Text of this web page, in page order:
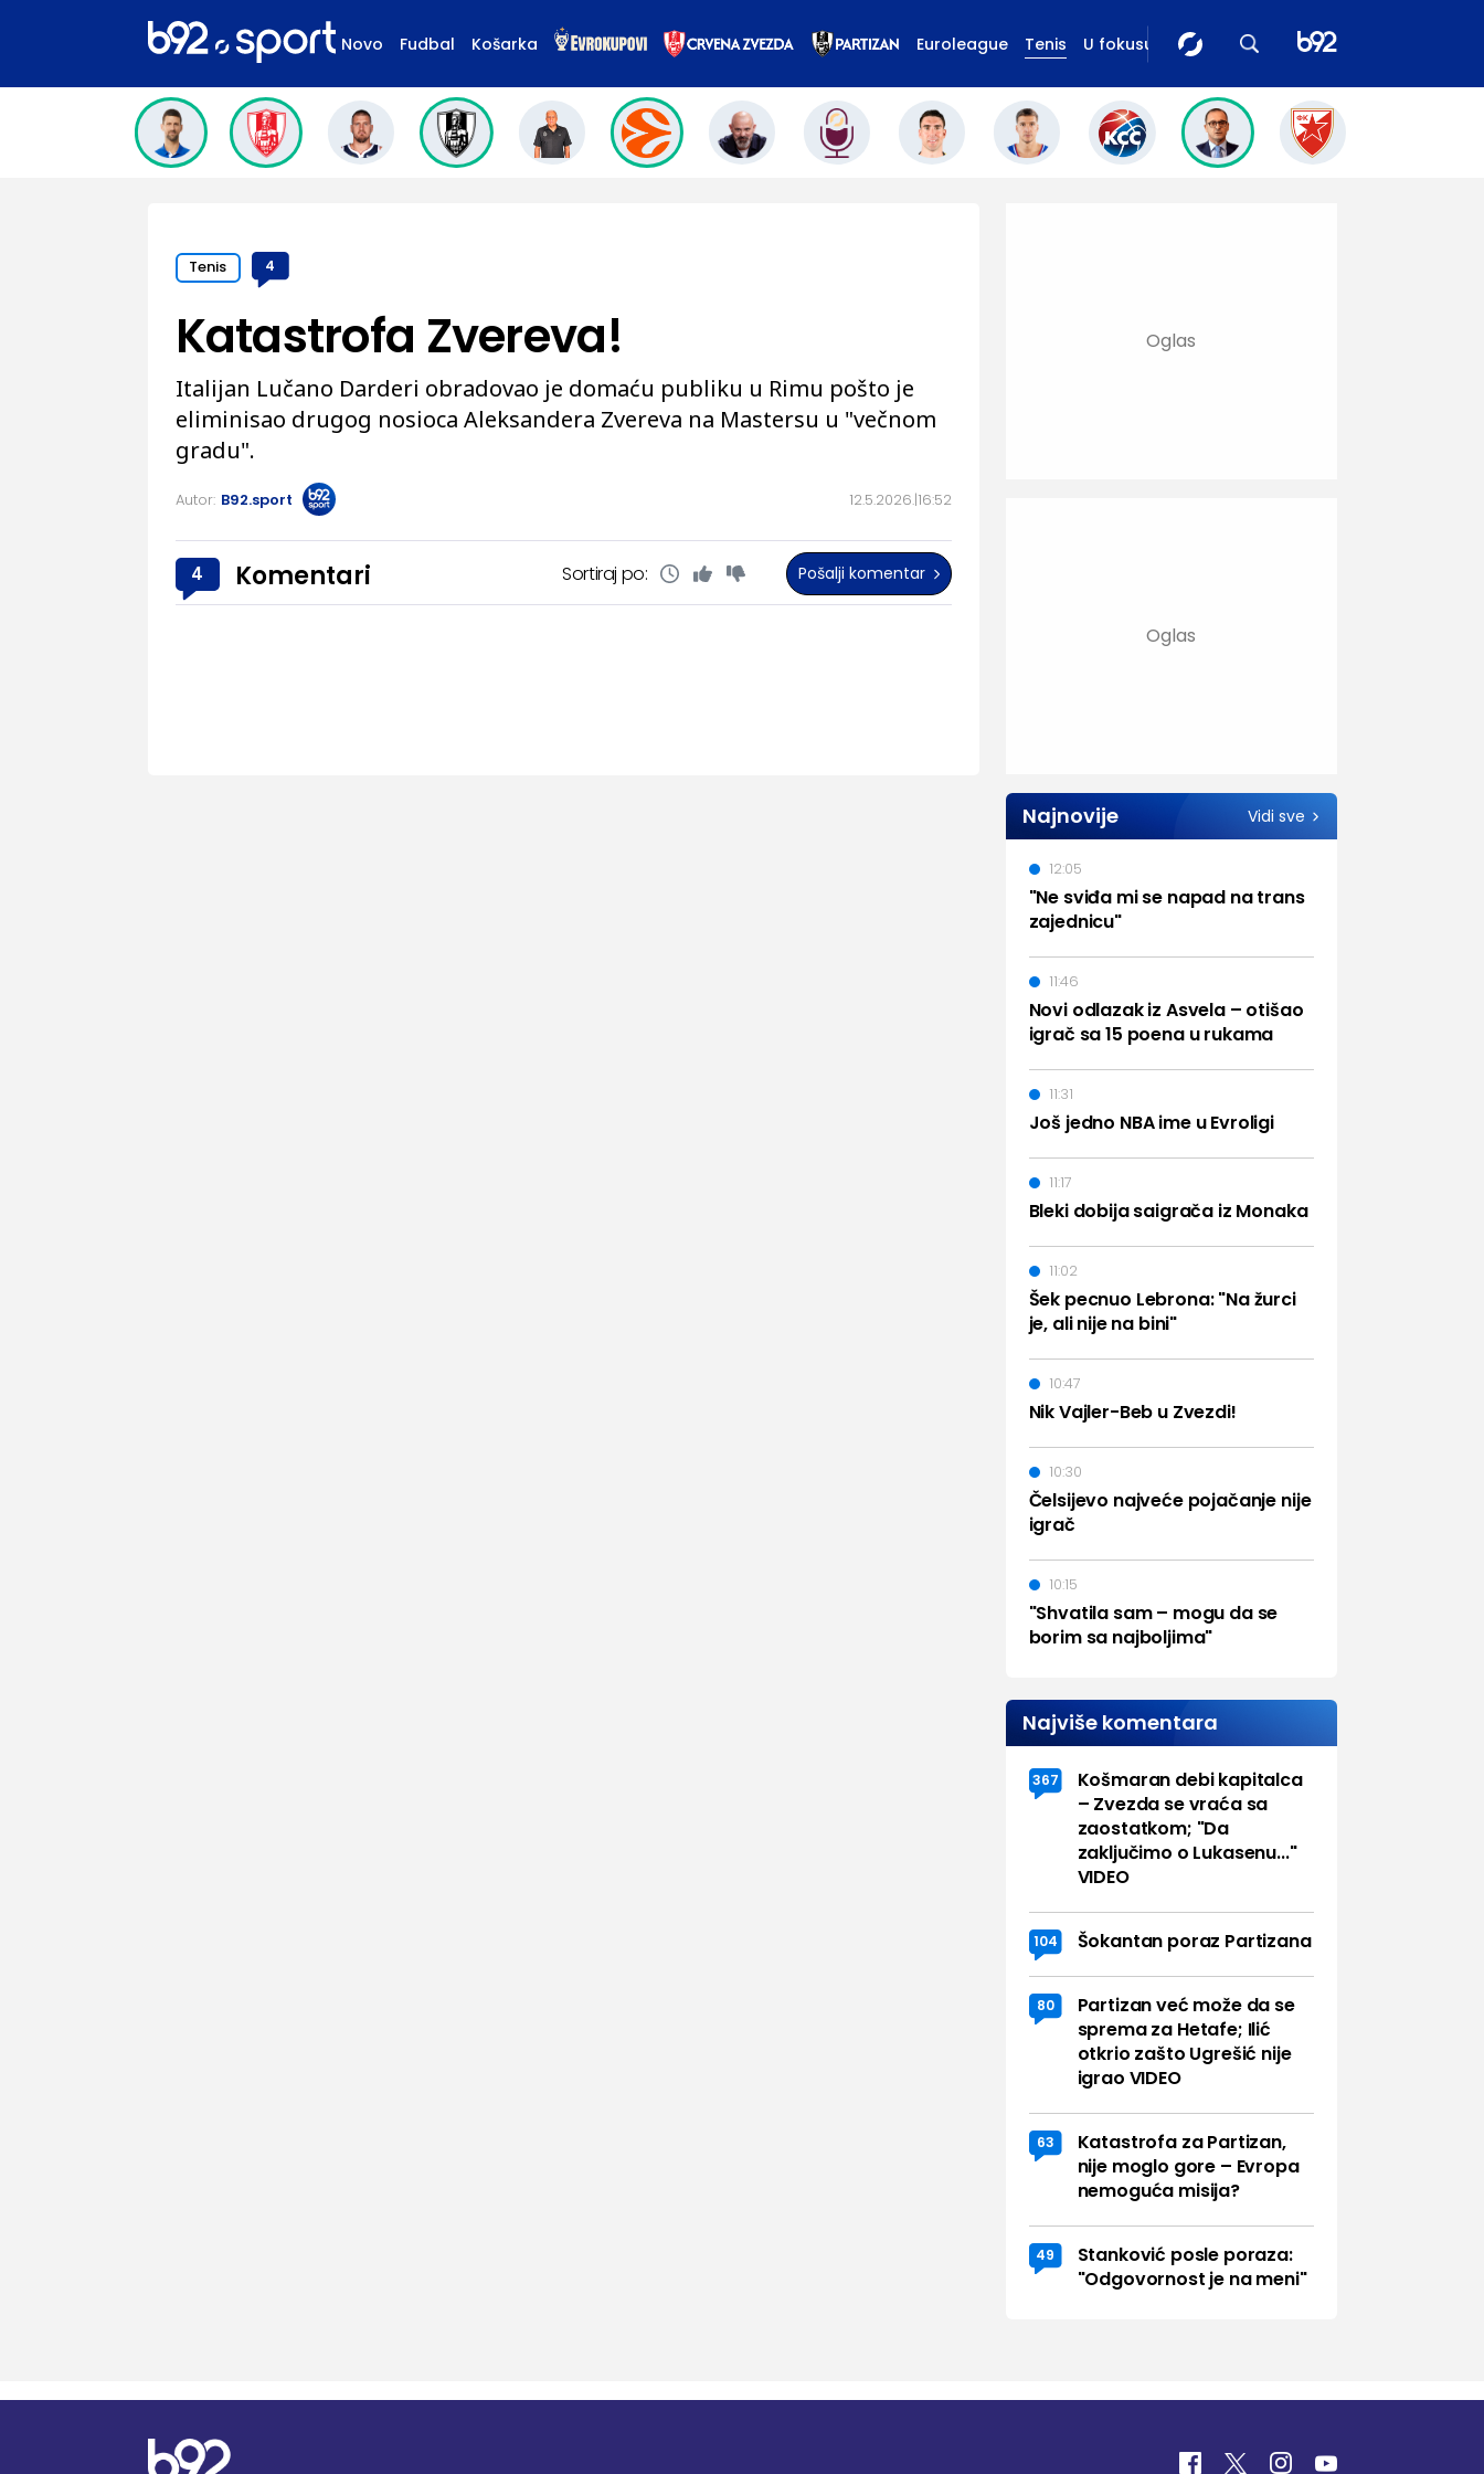
Novo Fudbal Košarka Euroleague Tenis U fokusu
Tenis 4
12.5.2026. 16:52
Katastrofa Zvereva!
Italijan Lučano Darderi obradovao je domaću publiku u Rimu pošto je
eliminisao drugog nosioca Aleksandera Zvereva na Mastersu u "večnom
gradu".
Autor: B92.sport
4 Komentari Sortiraj po: Pošalji komentar
Najnovije Vidi sve
"Ne sviđa mi se napad na trans
zajednicu"
12:05
Novi odlazak iz Asvela – otišao
igrač sa 15 poena u rukama
11:46
Još jedno NBA ime u Evroligi
11:31
Bleki dobija saigrača iz Monaka
11:17
Šek pecnuo Lebrona: "Na žurci
je, ali nije na bini"
11:02
Nik Vajler-Beb u Zvezdi!
10:47
Čelsijevo najveće pojačanje nije
igrač
10:30
"Shvatila sam – mogu da se
borim sa najboljima"
10:15
Najviše komentara
367
Košmaran debi kapitalca
– Zvezda se vraća sa
zaostatkom; "Da
zaključimo o Lukasenu..."
VIDEO
104 Šokantan poraz Partizana
80
Partizan već može da se
sprema za Hetafe; Ilić
otkrio zašto Ugrešić nije
igrao VIDEO
63
Katastrofa za Partizan,
nije moglo gore – Evropa
nemoguća misija?
49
Stanković posle poraza:
"Odgovornost je na meni"